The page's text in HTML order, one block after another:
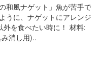
和風ナゲット」魚が苦手で
うに、ナゲットにアレンジ
外を食べたい時に！ 材料:
消し用)..